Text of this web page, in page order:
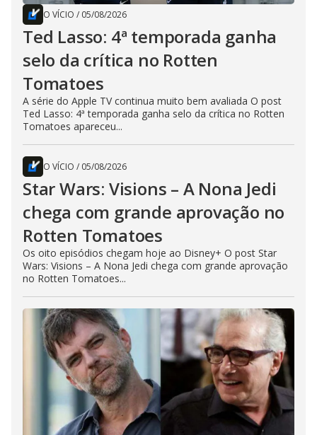
O VÍCIO / 05/08/2026
Ted Lasso: 4ª temporada ganha
selo da crítica no Rotten
Tomatoes
A série do Apple TV continua muito bem avaliada O post
Ted Lasso: 4ª temporada ganha selo da crítica no Rotten
Tomatoes apareceu...
O VÍCIO / 05/08/2026
Star Wars: Visions – A Nona Jedi
chega com grande aprovação no
Rotten Tomatoes
Os oito episódios chegam hoje ao Disney+ O post Star
Wars: Visions – A Nona Jedi chega com grande aprovação
no Rotten Tomatoes...